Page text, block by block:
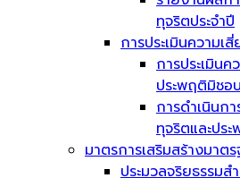
ทุจริตประจำปี
การประเมินความ
การประเมินค
ประพฤติมิชอ
การดำเนินก
ทุจริตและปร
มาตรการเสริมสร้างมาต
ประมวลจริยธรรมส